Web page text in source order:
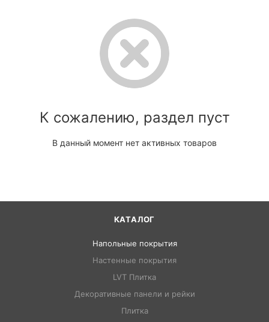
К сожалению, раздел пуст
В данный момент нет активных товаров
КАТАЛОГ
Напольные покрытия
Настенные покрытия
LVT Плитка
Декоративные панели и рейки
Плитка